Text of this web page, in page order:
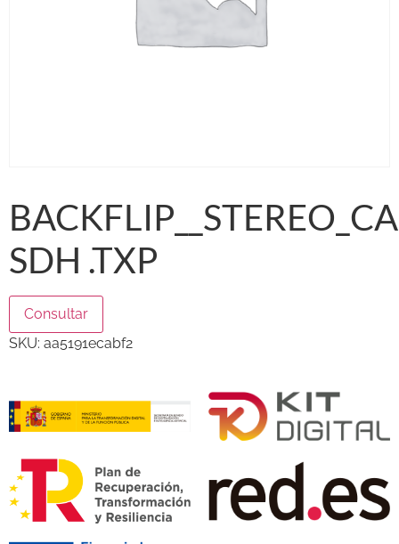
SDH .TXP
Consultar
SKU: aa5191ecabf2